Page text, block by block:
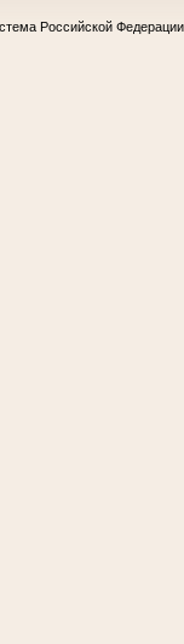
Российской